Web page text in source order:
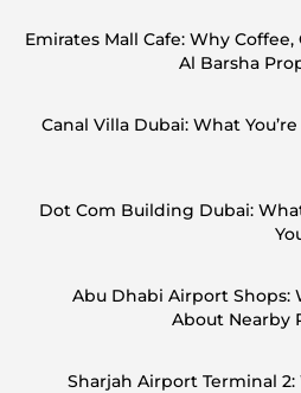
Emirates Mall Cafe: Why
Al Barsha
Canal Villa Dubai: What
Dot Com Building Dubai:
Abu Dhabi Airport Shops:
About Nearby
Sharjah Airport Terminal 2: